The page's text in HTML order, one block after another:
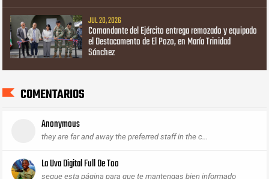
JUL 20, 2026
Comandante del Ejército entrega remozado y equipado
el Destacamento de El Pozo, en María Trinidad
Sánchez
COMENTARIOS
Anonymous
they are far and away the preferred staff in the c...
La Uva Digital Full De Too
segue esta página para que te mantengas bien informado